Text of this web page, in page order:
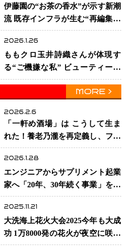
伊藤園の“お茶の香水”が示す新潮
流 既存インフラが生む“再編集の
革命”、お茶文化が世界で再加速
する理由
2026.1.26
ももクロ玉井詩織さんが体現す
る“ご機嫌な私” ビューティーブ
ランド「iYON」が描く新しいス
2026.2.6
「一軒め酒場」は こうして生ま
れた！養老乃瀧を再定義し、ファ
ンビジネスへ─養老乃瀧100％子
会社・FanPlaceCreate代表・谷酒
氏が語る“地道な再発明”の経営哲
学
2026.1.28
エンジニアからサプリメント起業
家へ「20年、30年続く事業」を本
気で考えた竹田嶺さんの決断
2025.11.21
大洗海上花火大会2025今年も大成
功 1万8000発の花火が夜空に咲き
MORE